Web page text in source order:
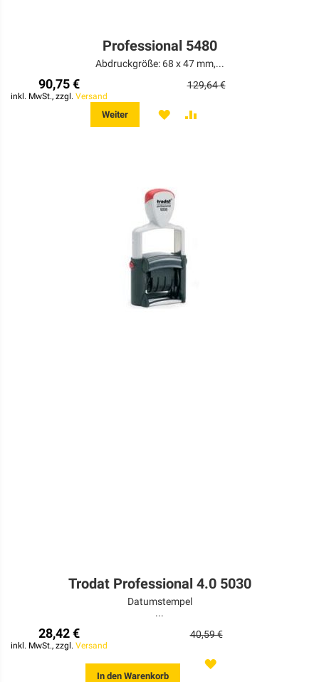
Professional 5480
Abdruckgröße: 68 x 47 mm,...
90,75 €
inkl. MwSt., zzgl. Versand
129,64 €
Weiter MERKEN
Trodat Professional 4.0 5030
Datumstempel
...
28,42 €
inkl. MwSt., zzgl. Versand
40,59 €
In den Warenkorb
MERKEN